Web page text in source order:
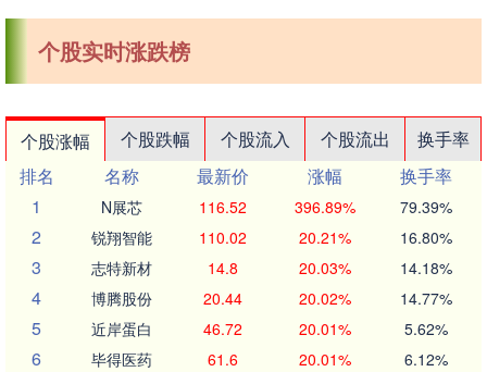
个股实时涨跌榜
个股涨幅 个股跌幅 个股流入 个股流出
换手率
排名
名称 最新价 涨幅
换手率
1
N展芯 116.52 396.89% 79.39%
2 锐翔智能 110.02 20.21% 16.80%
3 志特新材 14.8 20.03% 14.18%
4 博腾股份 20.44 20.02% 14.77%
5 近岸蛋白 46.72 20.01% 5.62%
6 毕得医药 61.6 20.01% 6.12%